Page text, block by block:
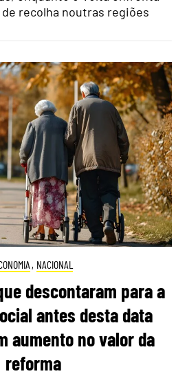
recolha noutras regiões
, NACIONAL
descontaram para a
antes desta data
aumento no valor da
reforma